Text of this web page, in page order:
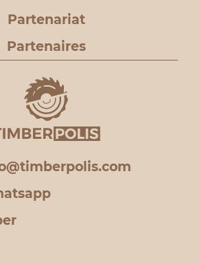
Partenariat
Partenaires